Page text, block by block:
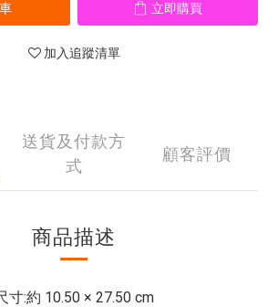
立即購買
加入追蹤清單
送貨及付款方
式
顧客評價
商品描述
寸:約 10.50 × 27.50 cm